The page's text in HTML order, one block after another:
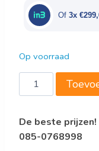
Of 3x
Op voorraad
Saro
Planeet
Model
PR
De beste
085-0768998